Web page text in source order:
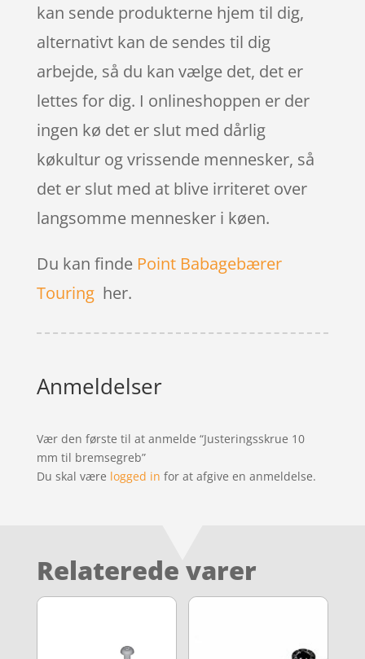
kan sende produkterne hjem til dig,
alternativt kan de sendes til dig
arbejde, så du kan vælge det, det er
lettes for dig. I onlineshoppen er der
ingen kø det er slut med dårlig
køkultur og vrissende mennesker, så
det er slut med at blive irriteret over
langsomme mennesker i køen.
Du kan finde Point Babagebærer
Touringher.
Anmeldelser
Vær den første til at anmelde “Justeringsskrue 10
mm til bremsegreb”
Du skal være logged in for at afgive en anmeldelse.
Relaterede varer